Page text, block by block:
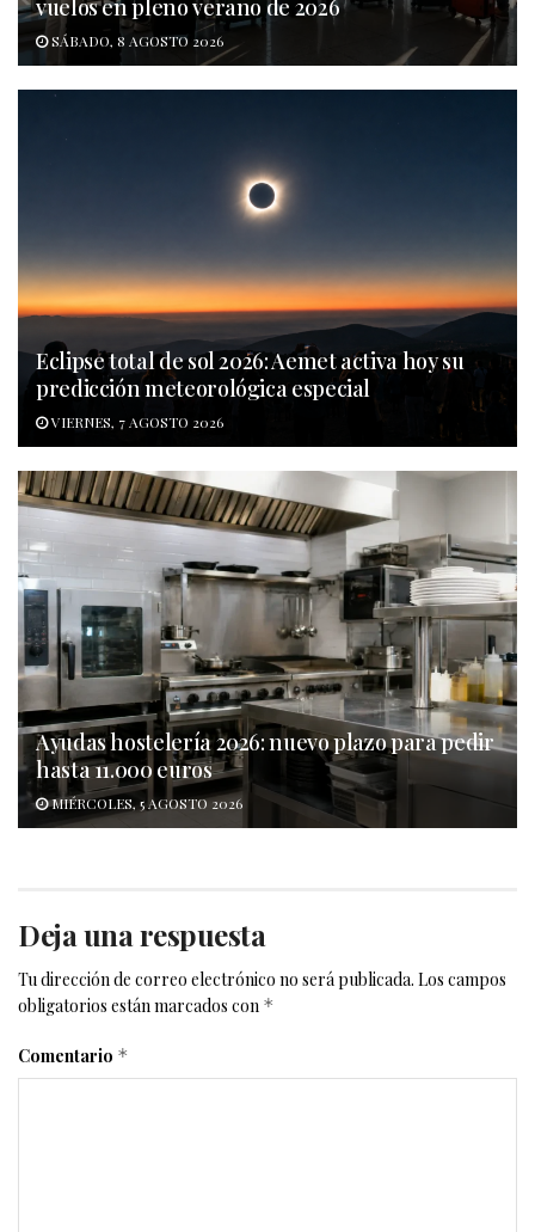
vuelos en pleno verano de 2026
SÁBADO, 8 AGOSTO 2026
Eclipse total de sol 2026: Aemet activa hoy su
predicción meteorológica especial
VIERNES, 7 AGOSTO 2026
Ayudas hostelería 2026: nuevo plazo para pedir
hasta 11.000 euros
MIÉRCOLES, 5 AGOSTO 2026
Deja una respuesta
Tu dirección de correo electrónico no será publicada. Los campos
obligatorios están marcados con *
Comentario *